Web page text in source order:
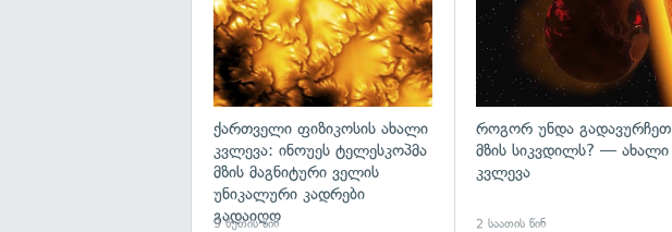
ქართველი ფიზიკოსის ახალი
კვლევა: ინოუეს ტელესკოპმა
მზის მაგნიტური ველის
უნიკალური კადრები
გადაიღო
9 წუთის წინ
როგორ უნდა გადავურჩეთ
მზის სიკვდილს? — ახალი
კვლევა
2 საათის წინ